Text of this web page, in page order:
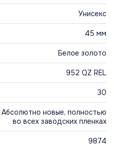
Унисекс
45 мм
Белое золото
952 QZ REL
30
Абсолютно новые, полностью
во всех заводских пленках
9874